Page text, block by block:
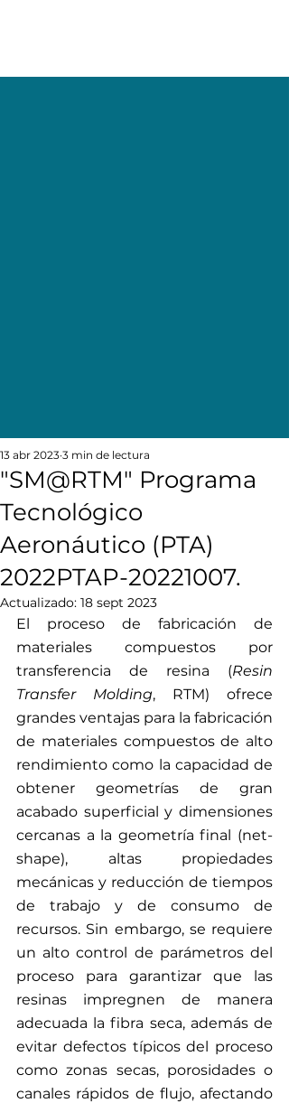
"SM@RTM" Programa
Tecnológico
Aeronáutico (PTA)
2022PTAP-20221007.
13 abr 2023 3 min de lectura
Actualizado: 18 sept 2023
El proceso de fabricación de
materiales compuestos por
transferencia de resina (Resin
Transfer Molding, RTM) ofrece
grandes ventajas para la fabricación
de materiales compuestos de alto
rendimiento como la capacidad de
obtener geometrías de gran
acabado superficial y dimensiones
cercanas a la geometría final (net-
shape), altas propiedades
mecánicas y reducción de tiempos
de trabajo y de consumo de
recursos. Sin embargo, se requiere
un alto control de parámetros del
proceso para garantizar que las
resinas impregnen de manera
adecuada la fibra seca, además de
evitar defectos típicos del proceso
como zonas secas, porosidades o
canales rápidos de flujo, afectando